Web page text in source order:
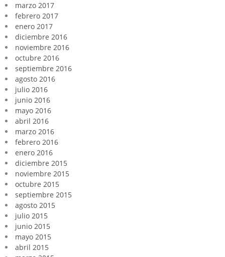
marzo 2017
febrero 2017
enero 2017
diciembre 2016
noviembre 2016
octubre 2016
septiembre 2016
agosto 2016
julio 2016
junio 2016
mayo 2016
abril 2016
marzo 2016
febrero 2016
enero 2016
diciembre 2015
noviembre 2015
octubre 2015
septiembre 2015
agosto 2015
julio 2015
junio 2015
mayo 2015
abril 2015